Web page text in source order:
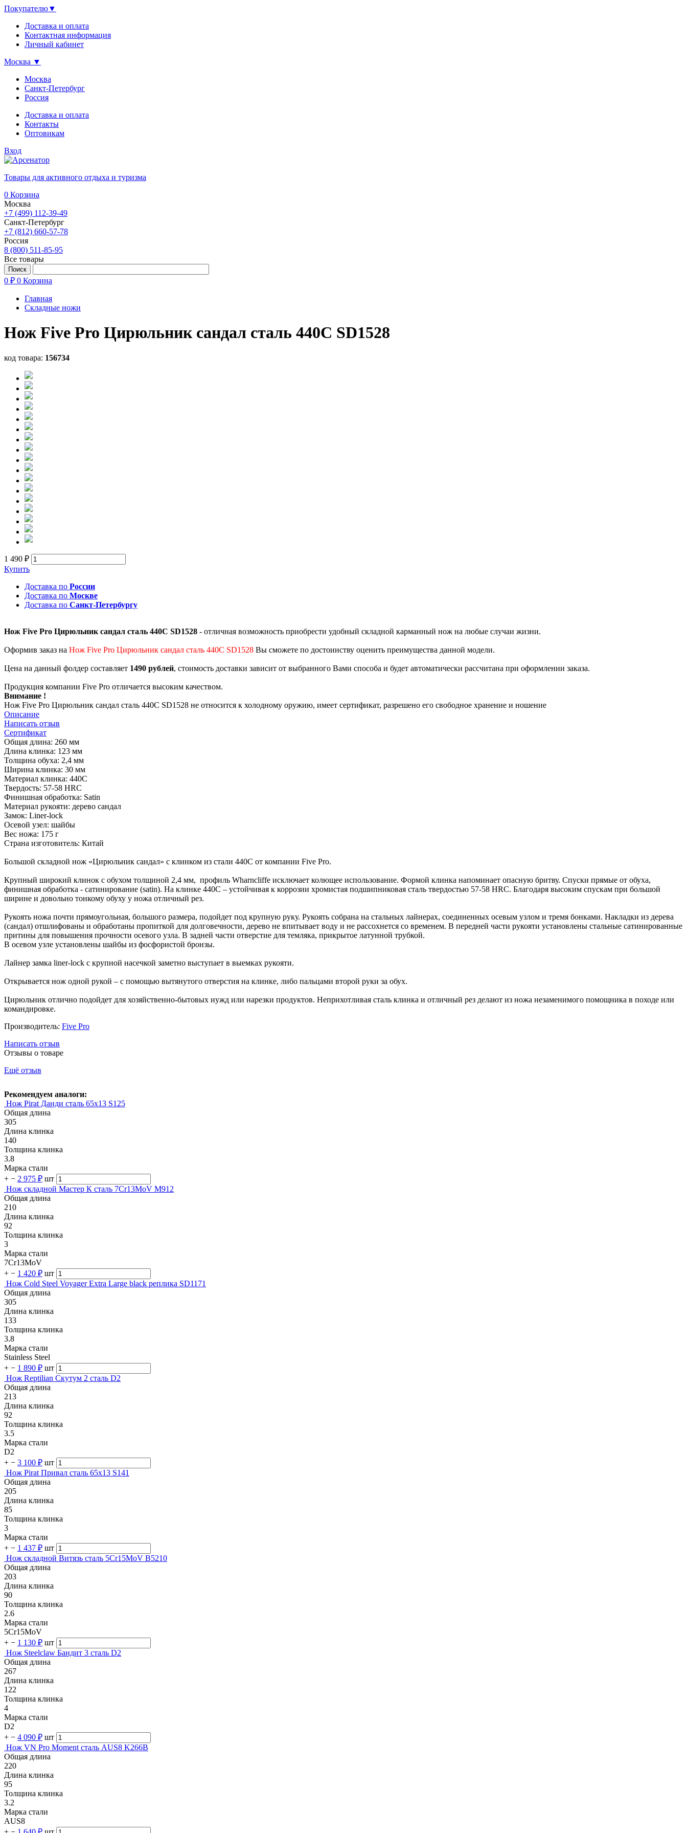
Покупателю▼
Доставка и оплата
Контактная информация
Личный кабинет
Москва ▼
Москва
Санкт-Петербург
Россия
Доставка и оплата
Контакты
Оптовикам
Вход
Товары для активного отдыха и туризма
0 Корзина
Москва
+7 (499) 112-39-49
Санкт-Петербург
+7 (812) 660-57-78
Россия
8 (800) 511-85-95
Все товары
0 ₽ 0 Корзина
Главная
Складные ножи
Нож Five Pro Цирюльник сандал сталь 440С SD1528
код товара: 156734
1 490 ₽
Купить
Доставка по России
Доставка по Москве
Доставка по Санкт-Петербургу
Нож Five Pro Цирюльник сандал сталь 440С SD1528 - отличная возможность приобрести удобный складной карманный нож на любые случаи жизни.
Оформив заказ на Нож Five Pro Цирюльник сандал сталь 440С SD1528 Вы сможете по достоинству оценить преимущества данной модели.
Цена на данный фолдер составляет 1490 рублей, стоимость доставки зависит от выбранного Вами способа и будет автоматически рассчитана при оформлении заказа.
Продукция компании Five Pro отличается высоким качеством.
Внимание !
Нож Five Pro Цирюльник сандал сталь 440С SD1528 не относится к холодному оружию, имеет сертификат, разрешено его свободное хранение и ношение
Описание
Написать отзыв
Сертификат
Общая длина: 260 мм
Длина клинка: 123 мм
Толщина обуха: 2,4 мм
Ширина клинка: 30 мм
Материал клинка: 440C
Твердость: 57-58 HRC
Финишная обработка: Satin
Материал рукояти: дерево сандал
Замок: Liner-lock
Осевой узел: шайбы
Вес ножа: 175 г
Страна изготовитель: Китай
Большой складной нож «Цирюльник сандал» с клинком из стали 440С от компании Five Pro.
Крупный широкий клинок с обухом толщиной 2,4 мм, профиль Wharncliffe исключает колющее использование. Формой клинка напоминает опасную бритву. Спуски прямые от обуха,
финишная обработка - сатинирование (satin). На клинке 440C – устойчивая к коррозии хромистая подшипниковая сталь твердостью 57-58 HRC. Благодаря высоким спускам при большой
ширине и довольно тонкому обуху у ножа отличный рез.
Рукоять ножа почти прямоугольная, большого размера, подойдет под крупную руку. Рукоять собрана на стальных лайнерах, соединенных осевым узлом и тремя бонками. Накладки из дерева
(сандал) отшлифованы и обработаны пропиткой для долговечности, дерево не впитывает воду и не рассохнется со временем. В передней части рукояти установлены стальные сатинированные
притины для повышения прочности осевого узла. В задней части отверстие для темляка, прикрытое латунной трубкой.
В осевом узле установлены шайбы из фосфористой бронзы.
Лайнер замка liner-lock с крупной насечкой заметно выступает в выемках рукояти.
Открывается нож одной рукой – с помощью вытянутого отверстия на клинке, либо пальцами второй руки за обух.
Цирюльник отлично подойдет для хозяйственно-бытовых нужд или нарезки продуктов. Неприхотливая сталь клинка и отличный рез делают из ножа незаменимого помощника в походе или
командировке.
Производитель: Five Pro
Написать отзыв
Отзывы о товаре
Ещё отзыв
Рекомендуем аналоги:
Нож Pirat Данди сталь 65х13 S125
Общая длина
305
Длина клинка
140
Толщина клинка
3.8
Марка стали
+ − 2 975 ₽ шт
Нож складной Мастер К сталь 7Cr13MoV M912
Общая длина
210
Длина клинка
92
Толщина клинка
3
Марка стали
7Cr13MoV
+ − 1 420 ₽ шт
Нож Cold Steel Voyager Extra Large black реплика SD1171
Общая длина
305
Длина клинка
133
Толщина клинка
3.8
Марка стали
Stainless Steel
+ − 1 890 ₽ шт
Нож Reptilian Скутум 2 сталь D2
Общая длина
213
Длина клинка
92
Толщина клинка
3.5
Марка стали
D2
+ − 3 100 ₽ шт
Нож Pirat Привал сталь 65х13 S141
Общая длина
205
Длина клинка
85
Толщина клинка
3
Марка стали
+ − 1 437 ₽ шт
Нож складной Витязь сталь 5Cr15MoV B5210
Общая длина
203
Длина клинка
90
Толщина клинка
2.6
Марка стали
5Cr15MoV
+ − 1 130 ₽ шт
Нож Steelclaw Бандит 3 сталь D2
Общая длина
267
Длина клинка
122
Толщина клинка
4
Марка стали
D2
+ − 4 090 ₽ шт
Нож VN Pro Moment сталь AUS8 K266B
Общая длина
220
Длина клинка
95
Толщина клинка
3.2
Марка стали
AUS8